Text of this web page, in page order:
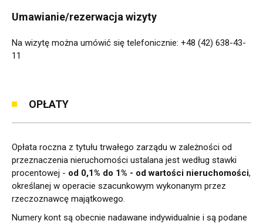
Umawianie/rezerwacja wizyty
Na wizytę można umówić się telefonicznie: +48 (42) 638-43-
11
OPŁATY
Opłata roczna z tytułu trwałego zarządu w zależności od
przeznaczenia nieruchomości ustalana jest według stawki
procentowej - od 0,1% do 1% - od wartości nieruchomości,
określanej w operacie szacunkowym wykonanym przez
rzeczoznawcę majątkowego.
Numery kont są obecnie nadawane indywidualnie i są podane